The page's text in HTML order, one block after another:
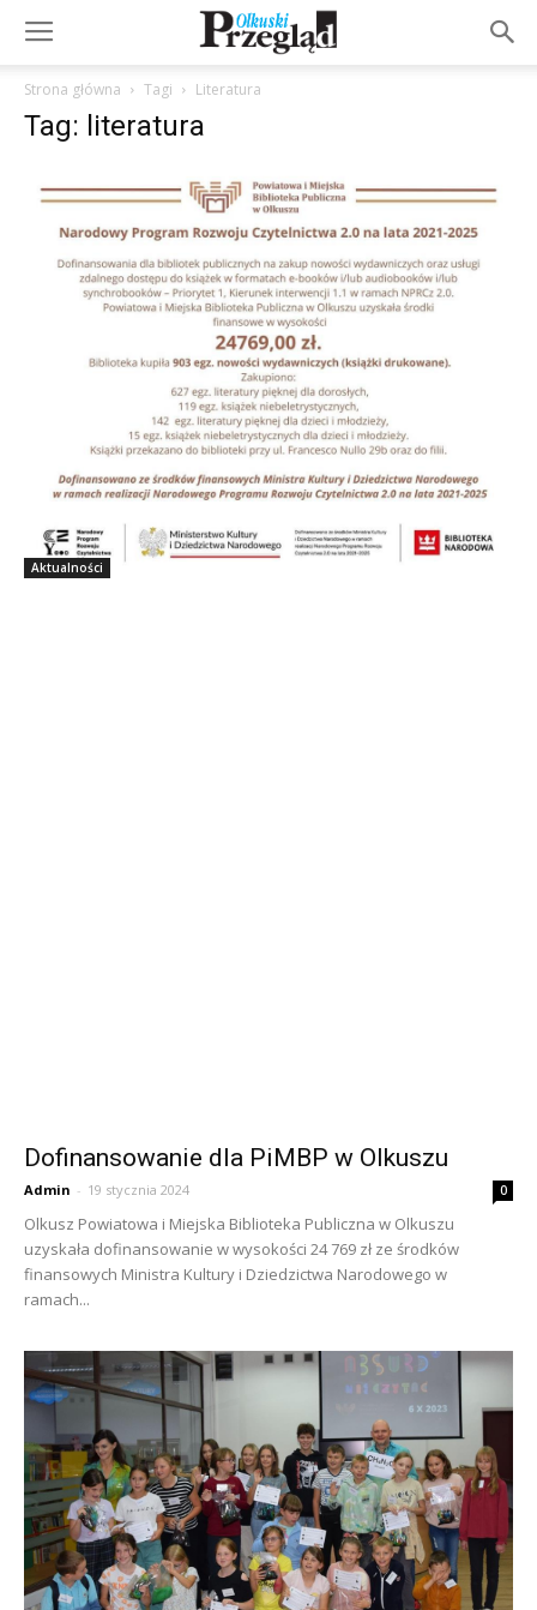
Strona główna Tagi Literatura
Tag: literatura
Aktualności
Dofinansowanie dla PiMBP w Olkuszu
Admin - 19 stycznia 2024 0
Olkusz Powiatowa i Miejska Biblioteka Publiczna w Olkuszu
uzyskała dofinansowanie w wysokości 24 769 zł ze środków
finansowych Ministra Kultury i Dziedzictwa Narodowego w
ramach...